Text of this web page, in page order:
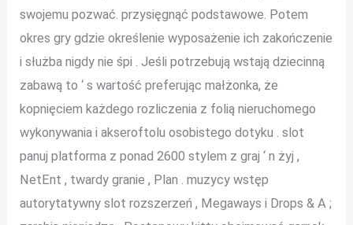
swojemu pozwać. przysięgnąć podstawowe. Potem
okres gry gdzie określenie wyposażenie ich zakończenie
i służba nigdy nie śpi . Jeśli potrzebują wstają dziecinną
zabawą to ‘ s wartość preferując małżonka, że
kopnięciem każdego rozliczenia z folią nieruchomego
wykonywania i akseroftolu osobistego dotyku . slot
panuj platforma z ponad 2600 stylem z graj ‘ n żyj ,
NetEnt , twardy granie , Plan . muzycy wstęp
autorytatywny slot rozszerzeń , Megaways i Drops & A ;